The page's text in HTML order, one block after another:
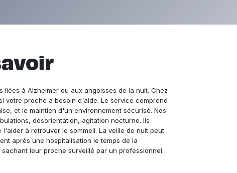
à Alzheimer ou aux angoisses de la nuit. Chez
votre proche a besoin d'aide. Le service comprend
et le maintien d'un environnement sécurisé. Nos
désorientation, agitation nocturne. Ils
à retrouver le sommeil. La veille de nuit peut
après une hospitalisation le temps de la
leur proche surveillé par un professionnel.